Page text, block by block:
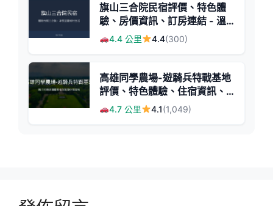
旗山三合院民宿評價、特色體
驗、房價資訊、訂房連結 - 溫
馨鄉村三合院風
4.4 公里 4.4(300)
高雄同學農場-遊騎兵特戰基地
評價、特色體驗、住宿資訊、
訂房連結 - 親子休閒與團體活
4.7 公里 4.1(1,049)